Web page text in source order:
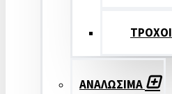
ΤΡΟΧΟΙ
ΑΝΑΛΩΣΙΜΑ